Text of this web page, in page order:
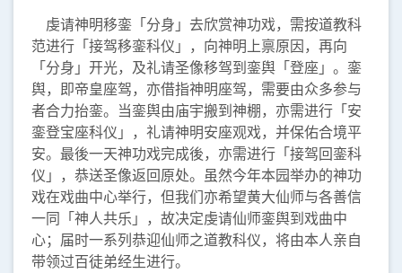
虔请神明移銮「分身」去欣赏神功戏，需按道教科
范进行「接驾移銮科仪」，向神明上禀原因，再向
「分身」开光，及礼请圣像移驾到銮舆「登座」。銮
舆，即帝皇座驾，亦借指神明座驾，需要由众多参与
者合力抬銮。当銮舆由庙宇搬到神棚，亦需进行「安
銮登宝座科仪」，礼请神明安座观戏，并保佑合境平
安。最後一天神功戏完成後，亦需进行「接驾回銮科
仪」，恭送圣像返回原处。虽然今年本园举办的神功
戏在戏曲中心举行，但我们亦希望黄大仙师与各善信
一同「神人共乐」，故决定虔请仙师銮舆到戏曲中
心；届时一系列恭迎仙师之道教科仪，将由本人亲自
带领过百徒弟经生进行。